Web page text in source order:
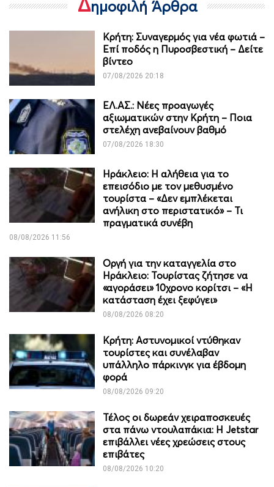
ημοφιλή Άρθρα
Κρήτη: Συναγερμός για νέα φωτιά –
Επί ποδός η Πυροσβεστική – Δείτε
βίντεο
07/08/2026 20:18
ΕΛ.ΑΣ.: Νέες προαγωγές
αξιωματικών στην Κρήτη – Ποια
στελέχη ανεβαίνουν βαθμό
07/08/2026 18:30
Ηράκλειο: Η αλήθεια για το
επεισόδιο με τον μεθυσμένο
τουρίστα – «Δεν εμπλέκεται
ανήλικη στο περιστατικό» – Τι
πραγματικά συνέβη
08/08/2026 11:56
Οργή για την καταγγελία στο
Ηράκλειο: Τουρίστας ζήτησε να
«αγοράσει» 10χρονο κορίτσι – «Η
κατάσταση έχει ξεφύγει»
08/08/2026 08:20
Κρήτη: Αστυνομικοί ντύθηκαν
τουρίστες και συνέλαβαν
υπάλληλο πάρκινγκ για έβδομη
φορά
08/08/2026 09:20
Τέλος οι δωρεάν χειραποσκευές
στα πάνω ντουλαπάκια: Η Jetstar
επιβάλλει νέες χρεώσεις στους
επιβάτες
08/08/2026 10:20